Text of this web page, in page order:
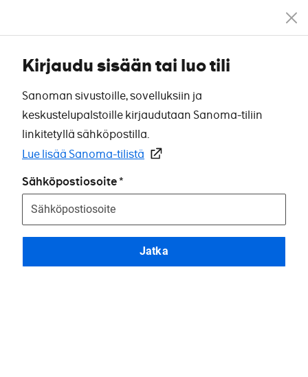
Kirjaudu sisään tai luo tili
Sanoman sivustoille, sovelluksiin ja
keskustelupalstoille kirjaudutaan Sanoma-tiliin
linkitetyllä sähköpostilla.
Lue lisää Sanoma-tilistä
Sähköpostiosoite
Jatka